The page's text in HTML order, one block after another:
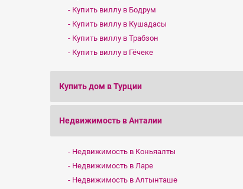
Купить виллу в Бодрум
Купить виллу в Кушадасы
Купить виллу в Трабзон
Купить виллу в Гёчеке
Купить дом в Турции
Недвижимость в Анталии
Недвижимость в Коньяалты
Недвижимость в Ларе
Недвижимость в Алтынташе